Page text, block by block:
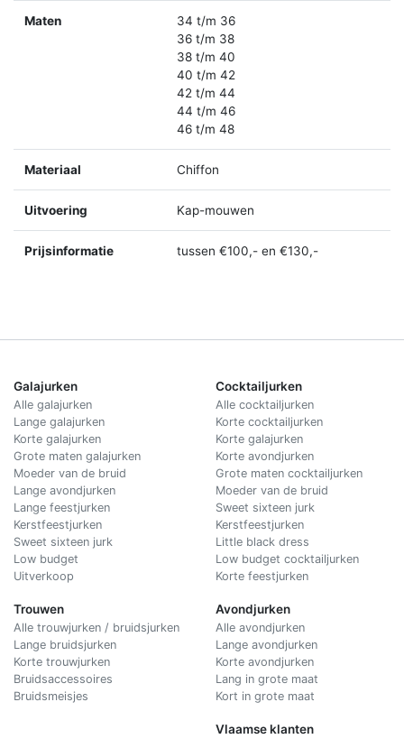
Maten
34 t/m 36
36 t/m 38
38 t/m 40
40 t/m 42
42 t/m 44
44 t/m 46
46 t/m 48
Materiaal Chiffon
Uitvoering Kap-mouwen
Prijsinformatie tussen €100,- en €130,-
Galajurken
Alle galajurken
Lange galajurken
Korte galajurken
Grote maten galajurken
Moeder van de bruid
Lange avondjurken
Lange feestjurken
Kerstfeestjurken
Sweet sixteen jurk
Low budget
Uitverkoop
Trouwen
Alle trouwjurken / bruidsjurken
Lange bruidsjurken
Korte trouwjurken
Bruidsaccessoires
Bruidsmeisjes
Cocktailjurken
Alle cocktailjurken
Korte cocktailjurken
Korte galajurken
Korte avondjurken
Grote maten cocktailjurken
Moeder van de bruid
Sweet sixteen jurk
Kerstfeestjurken
Little black dress
Low budget cocktailjurken
Korte feestjurken
Avondjurken
Alle avondjurken
Lange avondjurken
Korte avondjurken
Lang in grote maat
Kort in grote maat
Vlaamse klanten